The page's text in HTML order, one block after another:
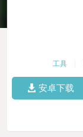
工具
安卓下载